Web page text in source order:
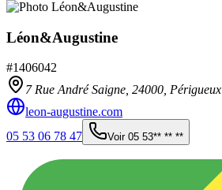
Léon&Augustine
#1406042
7 Rue André Saigne, 24000, Périgueux
leon-augustine.com
05 53 06 78 47
Voir 05 53** ** **